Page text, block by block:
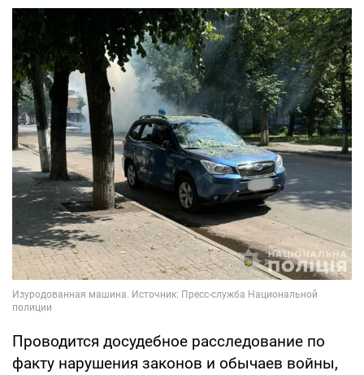
Проводится досудебное расследование по
факту нарушения законов и обычаев войны,